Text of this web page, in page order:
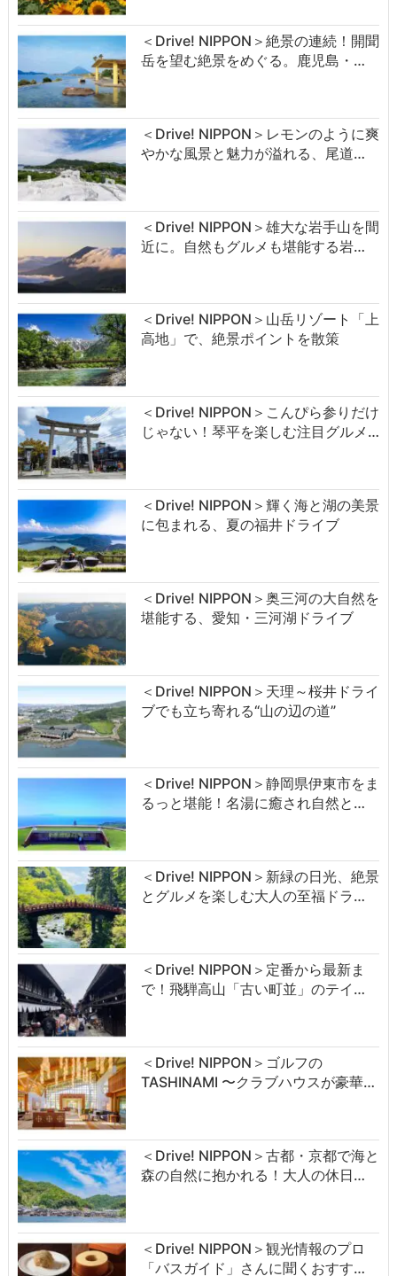
＜Drive! NIPPON＞絶景の連続！開聞
岳を望む絶景をめぐる。鹿児島・…
＜Drive! NIPPON＞レモンのように爽
やかな風景と魅力が溢れる、尾道…
＜Drive! NIPPON＞雄大な岩手山を間
近に。自然もグルメも堪能する岩…
＜Drive! NIPPON＞山岳リゾート「上
高地」で、絶景ポイントを散策
＜Drive! NIPPON＞こんぴら参りだけ
じゃない！琴平を楽しむ注目グルメ…
＜Drive! NIPPON＞輝く海と湖の美景
に包まれる、夏の福井ドライブ
＜Drive! NIPPON＞奥三河の大自然を
堪能する、愛知・三河湖ドライブ
＜Drive! NIPPON＞天理～桜井ドライ
ブでも立ち寄れる“山の辺の道”
＜Drive! NIPPON＞静岡県伊東市をま
るっと堪能！名湯に癒され自然と…
＜Drive! NIPPON＞新緑の日光、絶景
とグルメを楽しむ大人の至福ドラ…
＜Drive! NIPPON＞定番から最新ま
で！飛騨高山「古い町並」のテイ…
＜Drive! NIPPON＞ゴルフの
TASHINAMI 〜クラブハウスが豪華…
＜Drive! NIPPON＞古都・京都で海と
森の自然に抱かれる！大人の休日…
＜Drive! NIPPON＞観光情報のプロ
「バスガイド」さんに聞くおすす…